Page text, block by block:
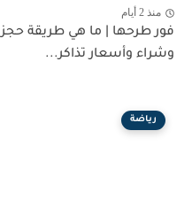
منذ 2 أيام
فور طرحها | ما هي طريقة حجز
وشراء وأسعار تذاكر...
رياضة